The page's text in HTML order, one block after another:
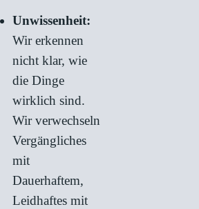
Unwissenheit:
Wir erkennen
nicht klar, wie
die Dinge
wirklich sind.
Wir verwechseln
Vergängliches
mit
Dauerhaftem,
Leidhaftes mit